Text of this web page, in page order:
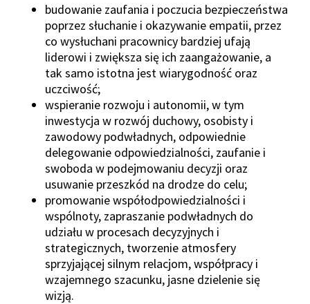
budowanie zaufania i poczucia bezpieczeństwa
poprzez słuchanie i okazywanie empatii, przez
co wysłuchani pracownicy bardziej ufają
liderowi i zwiększa się ich zaangażowanie, a
tak samo istotna jest wiarygodność oraz
uczciwość;
wspieranie rozwoju i autonomii, w tym
inwestycja w rozwój duchowy, osobisty i
zawodowy podwładnych, odpowiednie
delegowanie odpowiedzialności, zaufanie i
swoboda w podejmowaniu decyzji oraz
usuwanie przeszkód na drodze do celu;
promowaniewspółodpowiedzialności i
wspólnoty, zapraszanie podwładnych do
udziału w procesach decyzyjnych i
strategicznych, tworzenie atmosfery
sprzyjającej silnym relacjom, współpracy i
wzajemnego szacunku, jasne dzielenie się
wizją.